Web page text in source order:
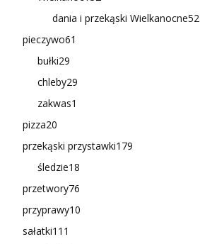
dania i przekąski Wielkanocne52
pieczywo61
bułki29
chleby29
zakwas1
pizza20
przekąski przystawki179
śledzie18
przetwory76
przyprawy10
sałatki111